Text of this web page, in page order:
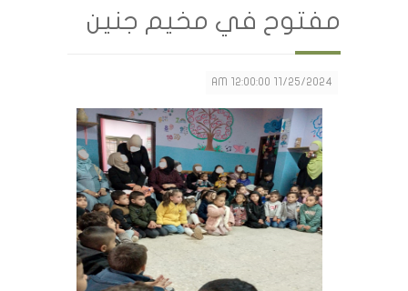
مفتوح في مخيم جنين
11/25/2024 12:00:00 AM